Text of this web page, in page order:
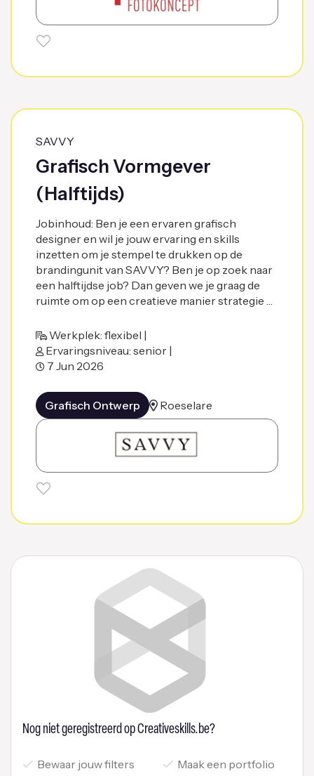
SAVVY
Grafisch Vormgever
(Halftijds)
Jobinhoud: Ben je een ervaren grafisch
designer en wil je jouw ervaring en skills
inzetten om je stempel te drukken op de
brandingunit van SAVVY? Ben je op zoek naar
een halftijdse job? Dan geven we je graag de
ruimte om op een creatieve manier strategie …
Werkplek: flexibel |
Ervaringsniveau: senior |
7 Jun 2026
Grafisch Ontwerp Roeselare
Nog niet geregistreerd op Creativeskills.be?
Bewaar jouw filters
Maak een portfolio